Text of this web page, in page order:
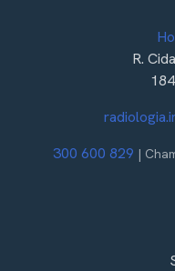
R.
300 600 829 |